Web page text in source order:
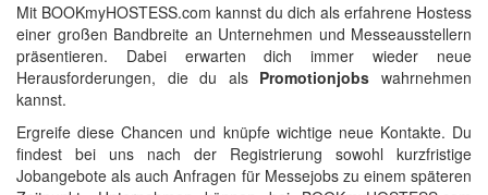
Mit BOOKmyHOSTESS.com kannst du dich als erfahrene Hostess
einer großen Bandbreite an Unternehmen und Messeausstellern
präsentieren. Dabei erwarten dich immer wieder neue
Herausforderungen, die du als Promotionjobs wahrnehmen
kannst.
Ergreife diese Chancen und knüpfe wichtige neue Kontakte. Du
findest bei uns nach der Registrierung sowohl kurzfristige
Jobangebote als auch Anfragen für Messejobs zu einem späteren